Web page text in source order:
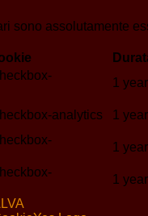
sono assolutamente
1 year
analytics 1 year
1 year
1 year